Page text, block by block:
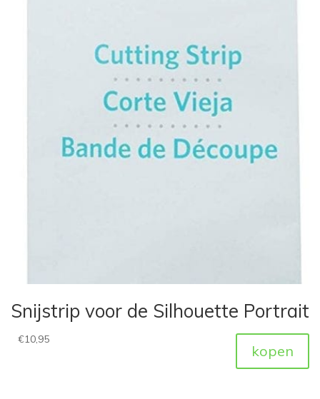
Snijstrip voor de Silhouette Portrait
€10,95
kopen